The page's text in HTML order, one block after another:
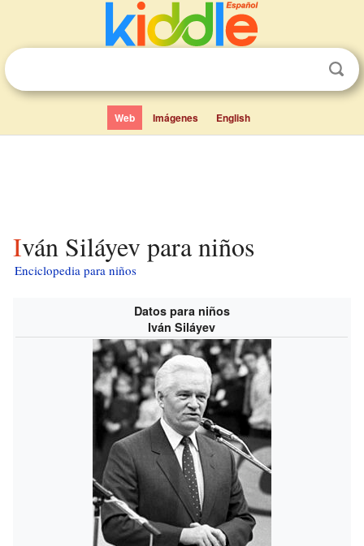
Web Imágenes English
Iván Siláyev para niños
Enciclopedia para niños
Datos para niños
Iván Siláyev